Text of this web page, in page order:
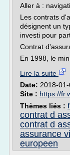
Aller à :
Les contrats
désignent un
investi pour
Contrat
En 1998, le
Lire la suite
Date: 2018-
Site : https://
Thèmes liés :
contrat d
contrat d
assurance
europeen